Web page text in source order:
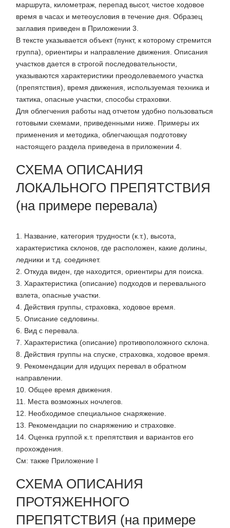
маршрута, километраж, перепад высот, чистое ходовое
время в часах и метеоусловия в течение дня. Образец
заглавия приведен в Приложении 3.
В тексте указывается объект (пункт, к которому стремится
группа), ориентиры и направление движения. Описания
участков дается в строгой последовательности,
указываются характеристики преодолеваемого участка
(препятствия), время движения, используемая техника и
тактика, опасные участки, способы страховки.
Для облегчения работы над отчетом удобно пользоваться
готовыми схемами, приведенными ниже. Примеры их
применения и методика, облегчающая подготовку
настоящего раздела приведена в приложении 4.
СХЕМА ОПИСАНИЯ
ЛОКАЛЬНОГО ПРЕПЯТСТВИЯ
(на примере перевала)
1. Название, категория трудности (к.т.), высота,
характеристика склонов, где расположен, какие долины,
ледники и т.д. соединяет.
2. Откуда виден, где находится, ориентиры для поиска.
3. Характеристика (описание) подходов и перевального
взлета, опасные участки.
4. Действия группы, страховка, ходовое время.
5. Описание седловины.
6. Вид с перевала.
7. Характеристика (описание) противоположного склона.
8. Действия группы на спуске, страховка, ходовое время.
9. Рекомендации для идущих перевал в обратном
направлении.
10. Общее время движения.
11. Места возможных ночлегов.
12. Необходимое специальное снаряжение.
13. Рекомендации по снаряжению и страховке.
14. Оценка группой к.т. препятствия и вариантов его
прохождения.
См: также Приложение I
СХЕМА ОПИСАНИЯ
ПРОТЯЖЕННОГО
ПРЕПЯТСТВИЯ (на примере